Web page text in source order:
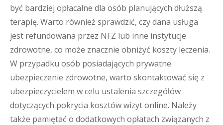
być bardziej opłacalne dla osób planujących dłuższą
terapię. Warto również sprawdzić, czy dana usługa
jest refundowana przez NFZ lub inne instytucje
zdrowotne, co może znacznie obniżyć koszty leczenia.
W przypadku osób posiadających prywatne
ubezpieczenie zdrowotne, warto skontaktować się z
ubezpieczycielem w celu ustalenia szczegółów
dotyczących pokrycia kosztów wizyt online. Należy
także pamiętać o dodatkowych opłatach związanych z